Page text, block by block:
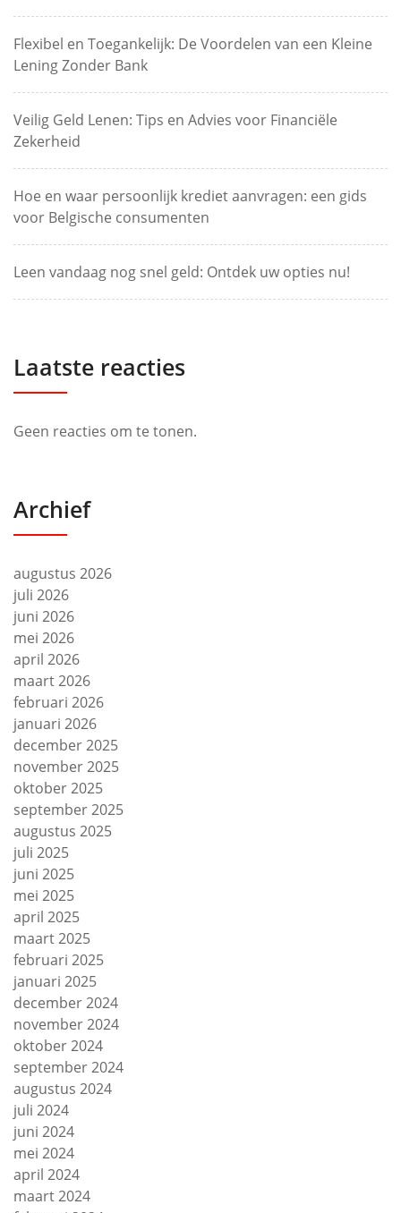
Flexibel en Toegankelijk: De Voordelen van een Kleine
Lening Zonder Bank
Veilig Geld Lenen: Tips en Advies voor Financiële
Zekerheid
Hoe en waar persoonlijk krediet aanvragen: een gids
voor Belgische consumenten
Leen vandaag nog snel geld: Ontdek uw opties nu!
Laatste reacties
Geen reacties om te tonen.
Archief
augustus 2026
juli 2026
juni 2026
mei 2026
april 2026
maart 2026
februari 2026
januari 2026
december 2025
november 2025
oktober 2025
september 2025
augustus 2025
juli 2025
juni 2025
mei 2025
april 2025
maart 2025
februari 2025
januari 2025
december 2024
november 2024
oktober 2024
september 2024
augustus 2024
juli 2024
juni 2024
mei 2024
april 2024
maart 2024